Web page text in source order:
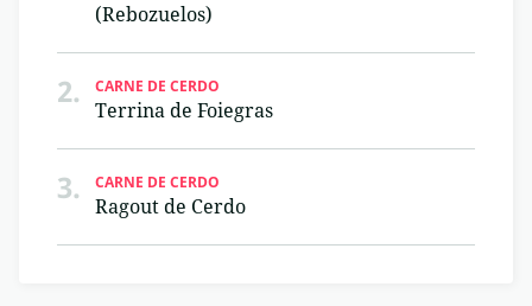
(Rebozuelos)
2. CARNE DE CERDO
Terrina de Foiegras
3. CARNE DE CERDO
Ragout de Cerdo